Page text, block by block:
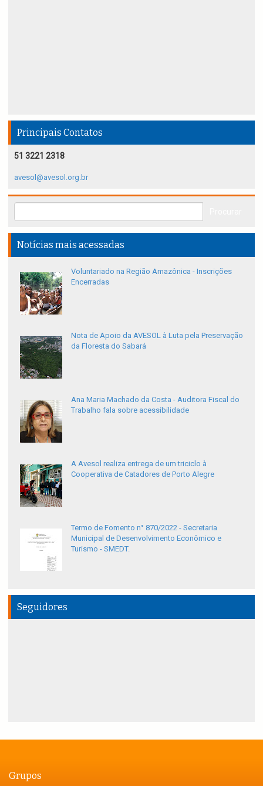
Principais Contatos
51 3221 2318
avesol@avesol.org.br
Notícias mais acessadas
Voluntariado na Região Amazônica - Inscrições
Encerradas
Nota de Apoio da AVESOL à Luta pela Preservação
da Floresta do Sabará
Ana Maria Machado da Costa - Auditora Fiscal do
Trabalho fala sobre acessibilidade
A Avesol realiza entrega de um triciclo à
Cooperativa de Catadores de Porto Alegre
Termo de Fomento n° 870/2022 - Secretaria
Municipal de Desenvolvimento Econômico e
Turismo - SMEDT.
Seguidores
Grupos